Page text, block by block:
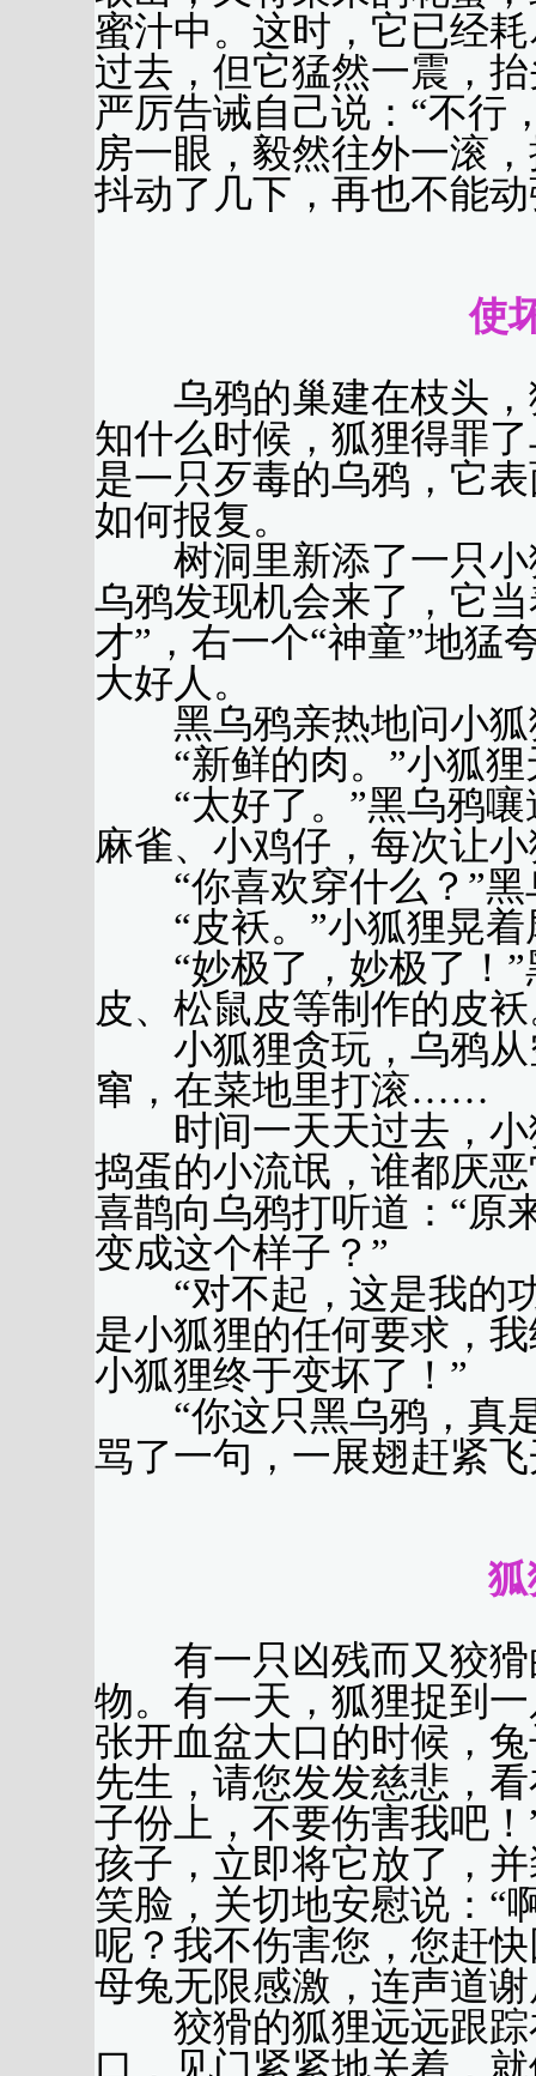
蜜汁中。这时，它已经
过去，但它猛然一震，
严厉告诫自己说：“不行
房一眼，毅然往外一滚
抖动了几下，再也不能
使
乌鸦的巢建在枝头，
知什么时候，狐狸得罪
是一只歹毒的乌鸦，它
如何报复。
树洞里新添了一只小
乌鸦发现机会来了，它
才”，右一个“神童”地猛
大好人。
黑乌鸦亲热地问小狐
“新鲜的肉。”小狐狸
“太好了。”黑乌鸦嚷
麻雀、小鸡仔，每次让
“你喜欢穿什么？”黑
“皮袄。”小狐狸晃着
“妙极了，妙极了！”
皮、松鼠皮等制作的皮
小狐狸贪玩，乌鸦从
窜，在菜地里打滚……
时间一天天过去，小
捣蛋的小流氓，谁都厌
喜鹊向乌鸦打听道：“原
变成这个样子？”
“对不起，这是我的功
是小狐狸的任何要求，
小狐狸终于变坏了！”
“你这只黑乌鸦，真是
骂了一句，一展翅赶紧
有一只凶残而又狡猾
物。有一天，狐狸捉到
张开血盆大口的时候，
先生，请您发发慈悲，
子份上，不要伤害我吧
孩子，立即将它放了，
笑脸，关切地安慰说：“
呢？我不伤害您，您赶
母兔无限感激，连声道
狡猾的狐狸远远跟踪